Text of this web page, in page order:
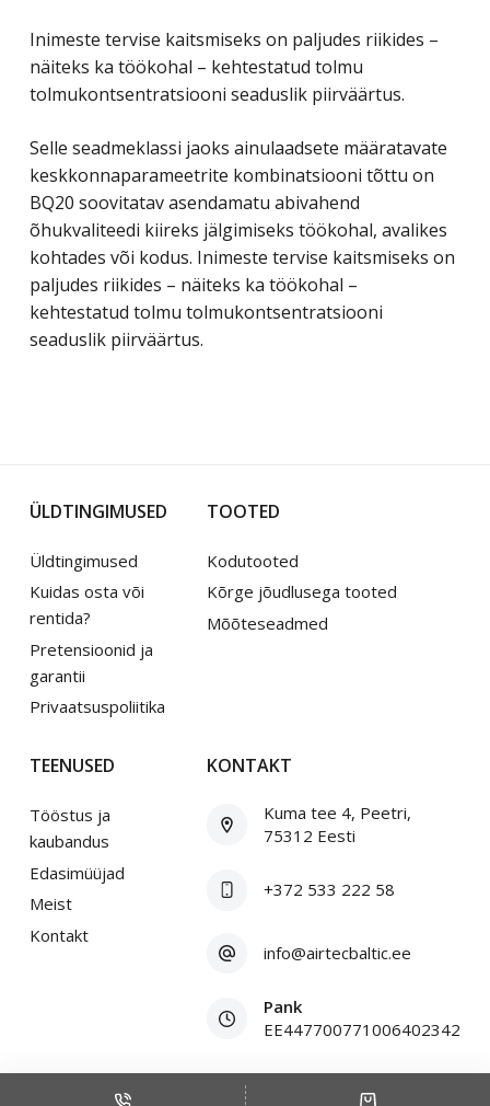
Inimeste tervise kaitsmiseks on paljudes riikides –
näiteks ka töökohal – kehtestatud tolmu
tolmukontsentratsiooni seaduslik piirväärtus.
Selle seadmeklassi jaoks ainulaadsete määratavate
keskkonnaparameetrite kombinatsiooni tõttu on
BQ20 soovitatav asendamatu abivahend
õhukvaliteedi kiireks jälgimiseks töökohal, avalikes
kohtades või kodus. Inimeste tervise kaitsmiseks on
paljudes riikides – näiteks ka töökohal –
kehtestatud tolmu tolmukontsentratsiooni
seaduslik piirväärtus.
ÜLDTINGIMUSED
Üldtingimused
Kuidas osta või
rentida?
Pretensioonid ja
garantii
Privaatsuspoliitika
TOOTED
Kodutooted
Kõrge jõudlusega tooted
Mõõteseadmed
TEENUSED
Tööstus ja
kaubandus
Edasimüüjad
Meist
Kontakt
KONTAKT
Kuma tee 4, Peetri,
75312 Eesti
+372 533 222 58
info@airtecbaltic.ee
Pank
EE447700771006402342
Copyright © 2026 Air Tec Baltic OÜ